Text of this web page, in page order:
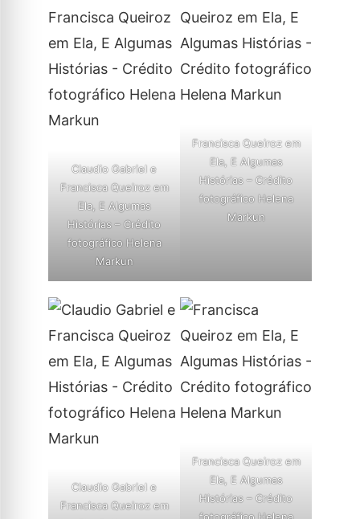
Claudio Gabriel e
Francisca Queiroz em
Ela, E Algumas
Histórias – Crédito
fotográfico Helena
Markun
Francisca Queiroz em
Ela, E Algumas
Histórias – Crédito
fotográfico Helena
Markun
Claudio Gabriel e
Francisca Queiroz em
Francisca Queiroz em
Ela, E Algumas
Histórias – Crédito